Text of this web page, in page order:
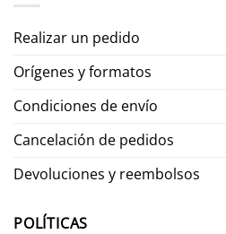
Realizar un pedido
Orígenes y formatos
Condiciones de envío
Cancelación de pedidos
Devoluciones y reembolsos
POLÍTICAS